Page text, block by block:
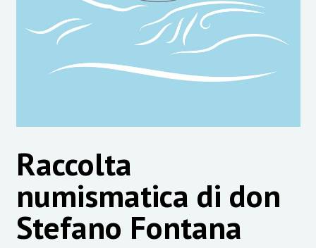
Raccolta
numismatica di don
Stefano Fontana